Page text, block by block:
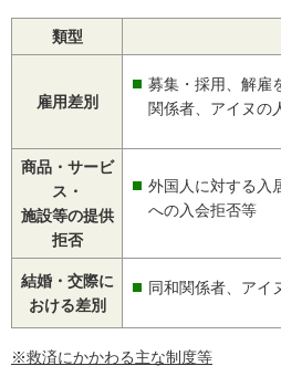
類型
雇用差別
募集・採用、解雇
関係者、アイヌの
商品・サービ
ス・
施設等の提供
拒否
外国人に対する入
への入会拒否等
結婚・交際に
おける差別
同和関係者、アイ
※救済にかかわる主な制度等